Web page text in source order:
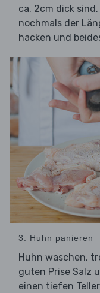
ca. 2cm dick
nochmals der
hacken und
3. Huhn panieren
Huhn waschen,
guten Prise Salz
einen tiefen